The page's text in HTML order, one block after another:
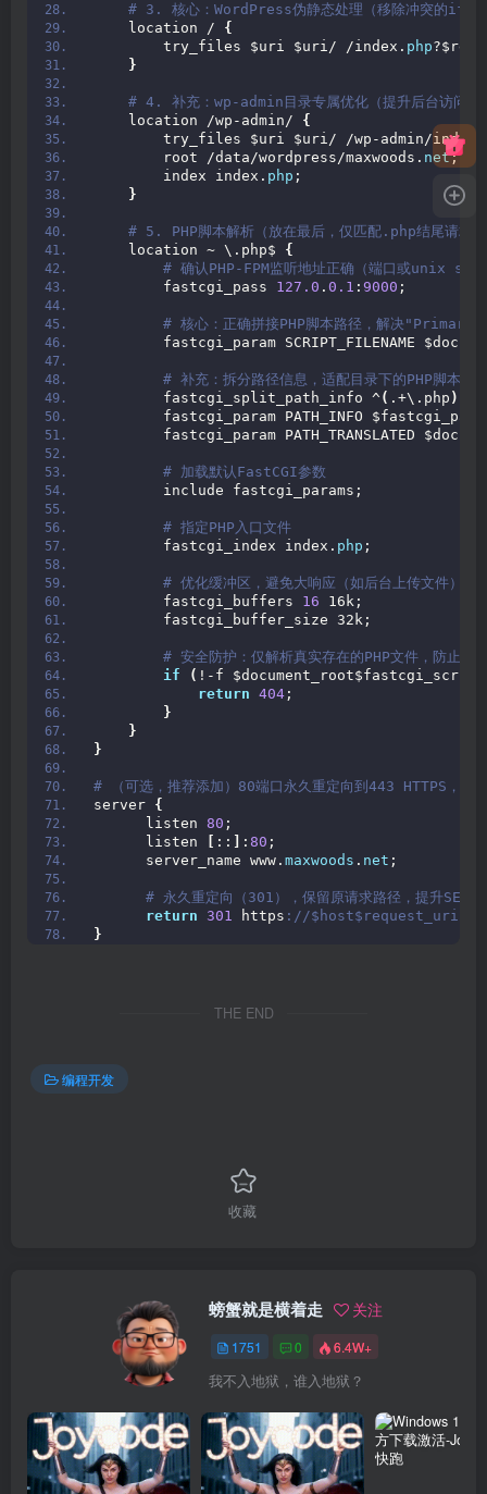
# 3. 核心：WordPress伪静态处理（移除冲突的if判
    location /
{
        try_files $uri $uri/ /index.
php
}
# 4. 补充：wp-admin目录专属优化（提升后台访问稳
    location /wp-admin/
{
        try_files $uri $uri/ /wp-admin/index.
        root /data/wordpress/maxwoods.
net;
        index index.
php ;
}
# 5. PHP脚本解析（放在最后，仅匹配.php结尾请求
    location
~ \.php$ {
# 确认PHP-FPM监听地址正确（端口或unix
        fastcgi_pass
127.0 . 0.1 : 9000 ;
# 核心：正确拼接PHP脚本路径，解决
fastcgi_param SCRIPT_FILENAME
# 补充：拆分路径信息，适配目录下的PHP脚本
        fastcgi_split_path_info ^
( .+\.php )(
fastcgi_param PATH_INFO
fastcgi_param PATH_TRANSLATED
# 加载默认FastCGI参数
        include fastcgi_params;
# 指定PHP入口文件
        fastcgi_index index.
php ;
# 优化缓冲区，避免大响应（如后台上传文件）被
        fastcgi_buffers
16 16k;
        fastcgi_buffer_size 32k;
# 安全防护：仅解析真实存在的PHP文件，防止恶
if
( !-f
return 404 ;
}
}
}
# （可选，推荐添加）80端口永久重定向到443 HTTPS，强
server {
      listen
80 ;
      listen
:: : 80 ;
      server_name www.
maxwoods . net ;
# 永久重定向（301），保留原请求路径，提升SEO和
return
301 https ://$host$request_uri;
}
THE END
编程开发
收藏
螃蟹就是横着走 关注
1751 0 6.4W+
我不入地狱，谁入地狱？